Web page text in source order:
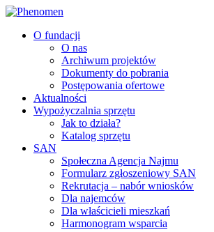
O fundacji
O nas
Archiwum projektów
Dokumenty do pobrania
Postępowania ofertowe
Aktualności
Wypożyczalnia sprzętu
Jak to działa?
Katalog sprzętu
SAN
Społeczna Agencja Najmu
Formularz zgłoszeniowy SAN
Rekrutacja – nabór wniosków
Dla najemców
Dla właścicieli mieszkań
Harmonogram wsparcia